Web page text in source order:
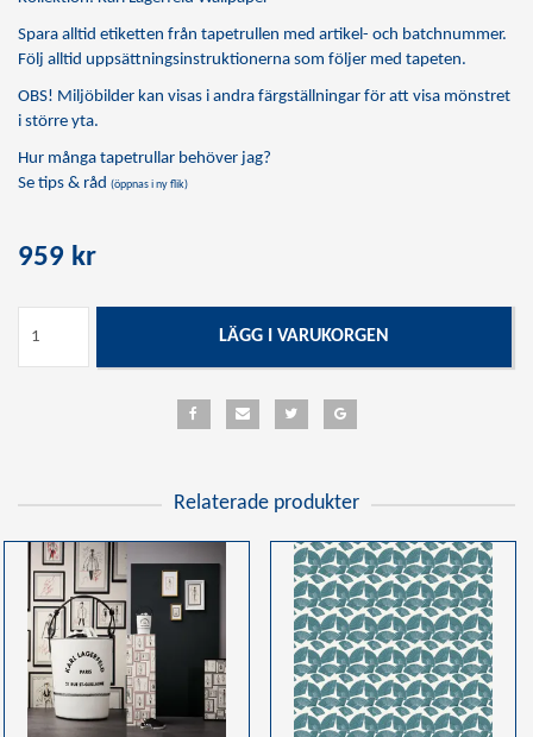
Spara alltid etiketten från tapetrullen med artikel- och batchnummer.
Följ alltid uppsättningsinstruktionerna som följer med tapeten.
OBS! Miljöbilder kan visas i andra färgställningar för att visa mönstret
i större yta.
Hur många tapetrullar behöver jag?
Se tips & råd (öppnas i ny flik)
959 kr
LÄGG I VARUKORGEN
Relaterade produkter